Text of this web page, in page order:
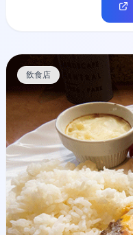
飲食店